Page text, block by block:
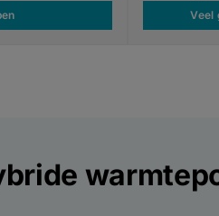
Veel